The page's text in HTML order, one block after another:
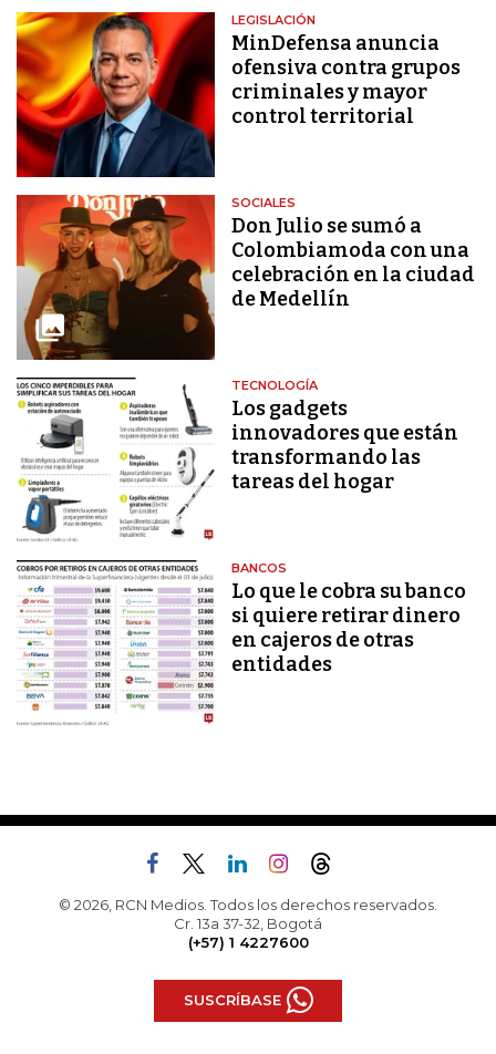
LEGISLACIÓN
MinDefensa anuncia
ofensiva contra grupos
criminales y mayor
control territorial
SOCIALES
Don Julio se sumó a
Colombiamoda con una
celebración en la ciudad
de Medellín
TECNOLOGÍA
Los gadgets
innovadores que están
transformando las
tareas del hogar
BANCOS
Lo que le cobra su banco
si quiere retirar dinero
en cajeros de otras
entidades
© 2026, RCN Medios. Todos los derechos reservados.
Cr. 13a 37-32, Bogotá
(+57) 1 4227600
SUSCRÍBASE